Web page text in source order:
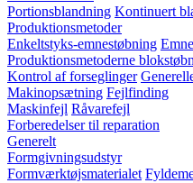
Portionsblandning Kontinuert
Produktionsmetoder
Enkeltstyks-emnestøbning
Produktionsmetoderne
Kontrol af forseglinger
Makinopsætning Fejlfinding
Maskinfejl Råvarefejl
Forberedelser til reparation
Generelt
Formgivningsudstyr
Formværktøjsmaterialet